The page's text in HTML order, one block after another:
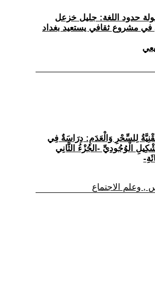
حدود اللغة: جليل خزعل
مشروع ثقافي يستعيد بغداد
لِلسِّحْرِ وَالْعَدَمِ: دِرَاسَةٌ فِي
الْوُجُودِيِّ -الجُزْءُ الثَّانِي
, وعلم الاجتماع